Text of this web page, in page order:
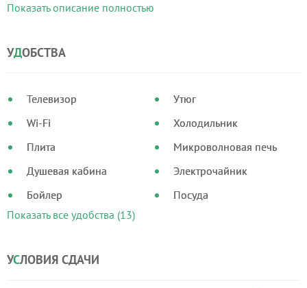
проживание от трех до четырех персон.
Показать описание полностью
УДОБСТВА
Телевизор
Wi-Fi
Плита
Душевая кабина
Бойлер
Утюг
Холодильник
Микроволновая печь
Электрочайник
Посуда
Показать все удобства (13)
УСЛОВИЯ СДАЧИ